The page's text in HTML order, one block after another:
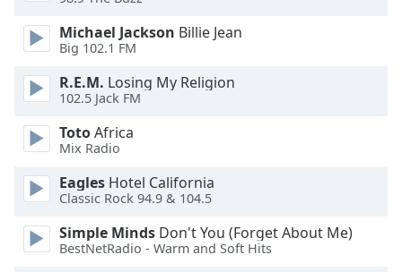
dialog
Escape
window.
Michael Jackson Billie Jean
Big 102.1 FM
R.E.M. Losing My Religion
102.5 Jack FM
TotoAfrica
Mix Radio
Eagles Hotel California
Classic Rock 94.9 & 104.5
Simple Minds Don't You (Forget About Me)
BestNetRadio - Warm and Soft Hits